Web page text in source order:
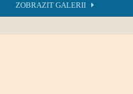
ZOBRAZIT GALERII